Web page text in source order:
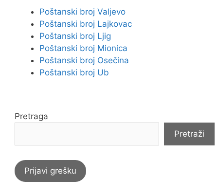
Poštanski broj Valjevo
Poštanski broj Lajkovac
Poštanski broj Ljig
Poštanski broj Mionica
Poštanski broj Osečina
Poštanski broj Ub
Pretraga
Pretraži
Prijavi grešku